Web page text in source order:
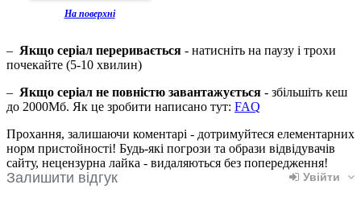
На поверхні
– Якщо серіал переривається - натисніть на паузу і трохи
почекайте (5-10 хвилин)
– Якщо серіал не повністю завантажується - збільшіть кеш
до 2000Мб. Як це зробити написано тут: FAQ
Прохання, залишаючи коментарі - дотримуйтеся елементарних
норм пристойності! Будь-які погрози та образи відвідувачів
сайту, нецензурна лайка - видаляються без попередження!